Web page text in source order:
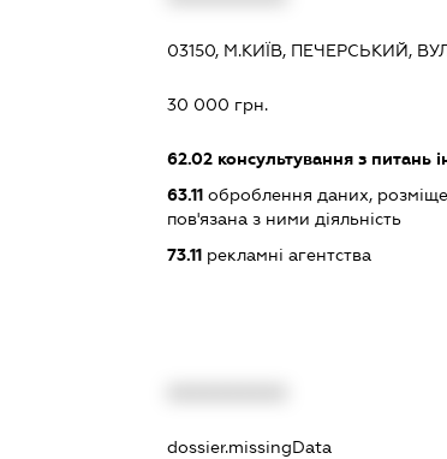
03150, М.КИЇВ, ПЕЧЕРСЬКИЙ,
30 000 грн.
62.02консультування з питань
63.11оброблення даних,
пов'язана з ними діяльність
73.11рекламні агентства
dossier.missingData